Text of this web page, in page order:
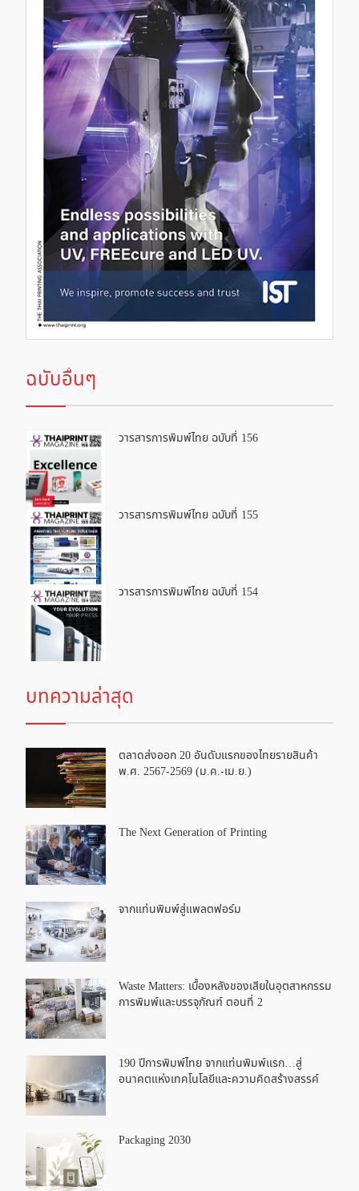
ฉบับอื่นๆ
วารสารการพิมพ์ไทย ฉบับที่ 156
วารสารการพิมพ์ไทย ฉบับที่ 155
วารสารการพิมพ์ไทย ฉบับที่ 154
บทความล่าสุด
ตลาดส่งออก 20 อันดับแรกของไทยรายสินค้า
พ.ศ. 2567-2569 (ม.ค.-เม.ย.)
The Next Generation of Printing
จากแท่นพิมพ์สู่แพลตฟอร์ม
Waste Matters: เบื้องหลังของเสียในอุตสาหกรรม
การพิมพ์และบรรจุภัณฑ์ ตอนที่ 2
190 ปีการพิมพ์ไทย จากแท่นพิมพ์แรก…สู่
อนาคตแห่งเทคโนโลยีและความคิดสร้างสรรค์
Packaging 2030